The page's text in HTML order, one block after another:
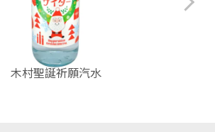
木村聖誕祈願汽水